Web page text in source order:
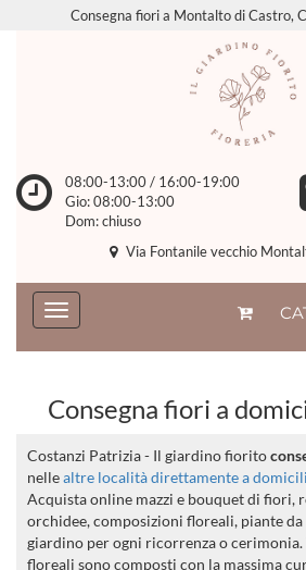
Consegna fiori a Montalto di Castro,
08:00-13:00 / 16:00-19:00
Gio: 08:00-13:00
Dom: chiuso
Via Fontanile vecchio
Consegna fiori a
Costanzi Patrizia - Il giardino fiorito
nellealtre località direttamente a
Acquista online mazzi e bouquet di fiori,
orchidee, composizioni floreali, piante
giardino per ogni ricorrenza o cerimonia.
floreali sono composti con la massima